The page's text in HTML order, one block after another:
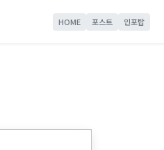
HOME 포스트 인포탑